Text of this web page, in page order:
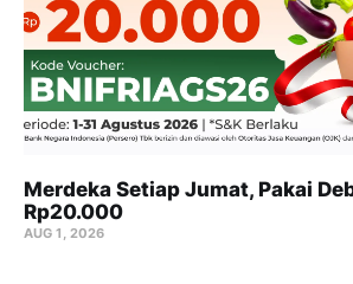
Merdeka Setiap Jumat, Pakai
Rp20.000
AUG 1, 2026